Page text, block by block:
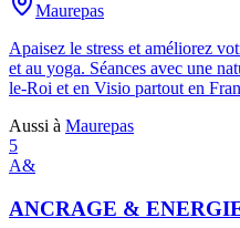
Maurepas
Apaisez le stress et améliorez
et au yoga. Séances avec une
le-Roi et en Visio partout en
Aussi à Maurepas
5
A&
ANCRAGE &